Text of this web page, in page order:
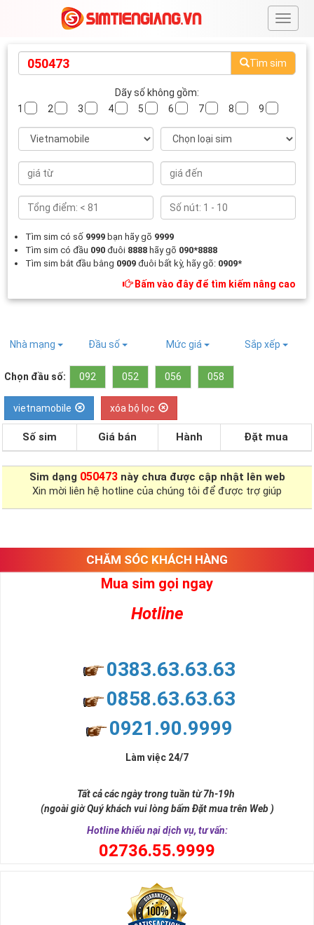
#
Tìm sim
Dãy số không gồm:
1
2 3 4 5 6 7 8 9
Tìm sim có số 9999 bạn hãy gõ 9999
Tìm sim có đầu 090 đuôi 8888 hãy gõ 090*8888
Tìm sim bắt đầu bằng 0909 đuôi bất kỳ, hãy gõ: 0909*
Bấm vào đây để tìm kiếm nâng cao
Nhà mạng Đầu số Mức giá Sắp xếp
Chọn đầu số: 092 052 056 058
vietnamobile xóa bộ lọc
Số sim Giá bán Hành Đặt mua
Sim dạng 050473 này chưa được cập nhật lên web
Xin mời liên hệ hotline của chúng tôi để được trợ giúp
CHĂM SÓC KHÁCH HÀNG
Mua sim gọi ngay
Hotline
0383.63.63.63
0858.63.63.63
0921.90.9999
Làm việc 24/7
Tất cả các ngày trong tuần từ 7h-19h
(ngoài giờ Quý khách vui lòng bấm Đặt mua trên Web )
Hotline khiếu nại dịch vụ, tư vấn:
02736.55.9999